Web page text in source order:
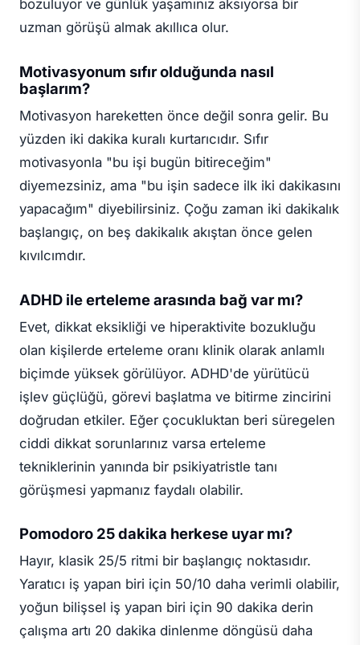
bozuluyor ve günlük yaşamınız aksıyorsa bir
uzman görüşü almak akıllıca olur.
Motivasyonum sıfır olduğunda nasıl
başlarım?
Motivasyon hareketten önce değil sonra gelir. Bu
yüzden iki dakika kuralı kurtarıcıdır. Sıfır
motivasyonla "bu işi bugün bitireceğim"
diyemezsiniz, ama "bu işin sadece ilk iki dakikasını
yapacağım" diyebilirsiniz. Çoğu zaman iki dakikalık
başlangıç, on beş dakikalık akıştan önce gelen
kıvılcımdır.
ADHD ile erteleme arasında bağ var mı?
Evet, dikkat eksikliği ve hiperaktivite bozukluğu
olan kişilerde erteleme oranı klinik olarak anlamlı
biçimde yüksek görülüyor. ADHD'de yürütücü
işlev güçlüğü, görevi başlatma ve bitirme zincirini
doğrudan etkiler. Eğer çocukluktan beri süregelen
ciddi dikkat sorunlarınız varsa erteleme
tekniklerinin yanında bir psikiyatristle tanı
görüşmesi yapmanız faydalı olabilir.
Pomodoro 25 dakika herkese uyar mı?
Hayır, klasik 25/5 ritmi bir başlangıç noktasıdır.
Yaratıcı iş yapan biri için 50/10 daha verimli olabilir,
yoğun bilişsel iş yapan biri için 90 dakika derin
çalışma artı 20 dakika dinlenme döngüsü daha